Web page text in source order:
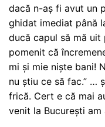
dacă n-aș fi avut un
ghidat imediat până
ducă capul să mă
pomenit că
mi și mie niște bani!
nu știu ce să fac.” …
frică. Cert e că mai
venit la București